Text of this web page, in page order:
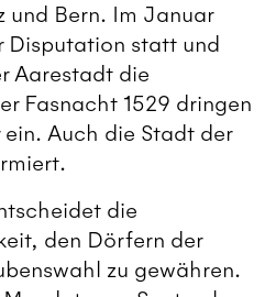
und Bern. Im Januar
Disputation statt und
Aarestadt die
Fasnacht 1529 dringen
ein. Auch die Stadt der
die
den Dörfern der
zu gewähren.